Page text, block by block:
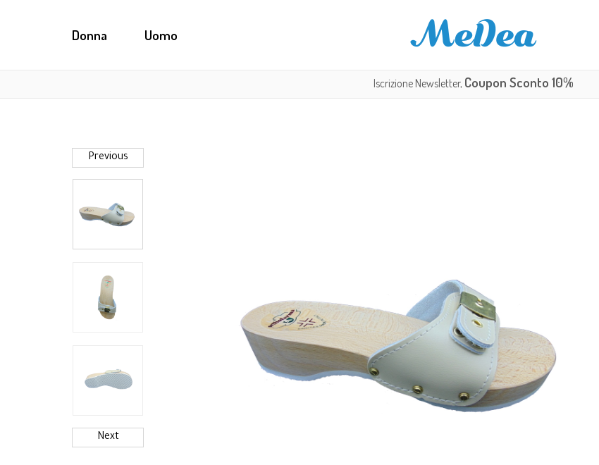
Donna Uomo
Iscrizione Newsletter, Coupon Sconto 10%
Previous
Next